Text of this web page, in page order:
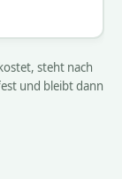
steht nach
und bleibt dann